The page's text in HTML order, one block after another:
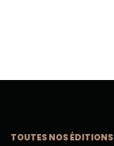
TOUTES NOS ÉDITIONS